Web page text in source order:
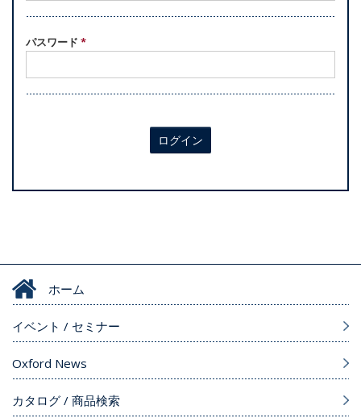
パスワード *
ログイン
ホーム
イベント / セミナー
Oxford News
カタログ / 商品検索